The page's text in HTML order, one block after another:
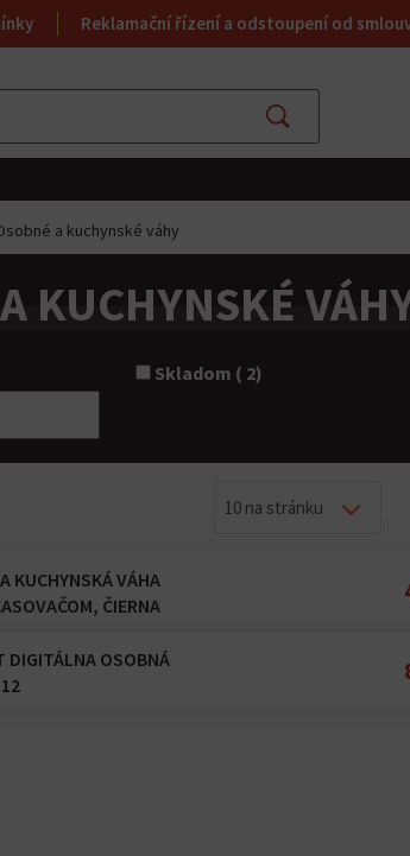
Reklamační řízení a odstoupení od
Najít
a kuchynské váhy
KUCHYNSKÉ
Skladom ( 2)
10 na stránku
KUCHYNSKÁ VÁHA
ČIERNA
DIGITÁLNA OSOBNÁ